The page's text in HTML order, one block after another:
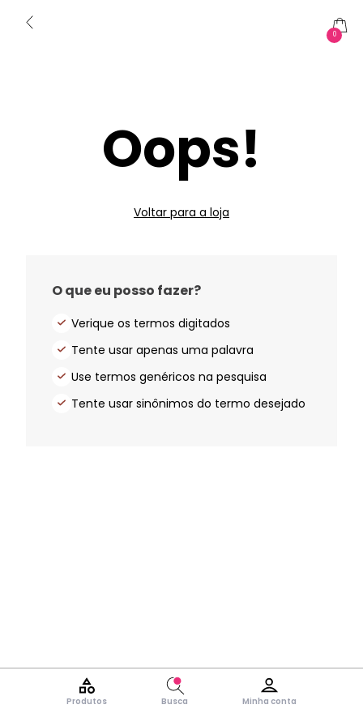
0
Produtos Busca Minha conta
Oops!
Voltar para a loja
O que eu posso fazer?
Verique os termos digitados
Tente usar apenas uma palavra
Use termos genéricos na pesquisa
Tente usar sinônimos do termo desejado